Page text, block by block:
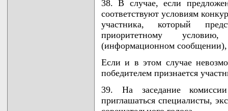
38. В случае, если
соответствуют условиям
участника, который
приоритетному
(информационном сообщении),
Если и в этом случае
победителем признается
39. На заседание
приглашаться специалисты,